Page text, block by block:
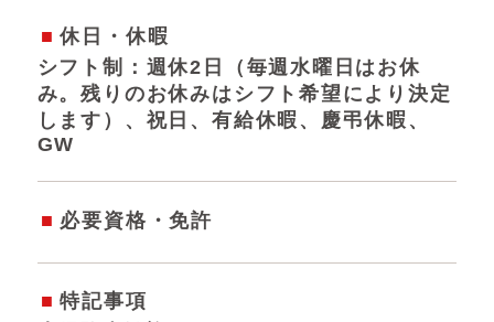
休日・休暇
シフト制：週休2日（毎週水曜日はお休
み。残りのお休みはシフト希望により決定
します）、祝日、有給休暇、慶弔休暇、
GW
必要資格・免許
特記事項